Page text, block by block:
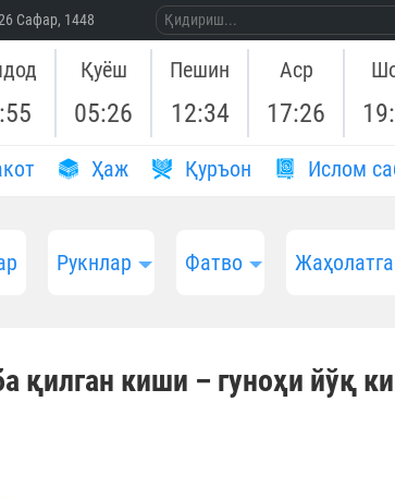
Сафар, 1448
Қуёш
05:26
Пешин
12:34
Аср
17:26
Ҳаж Қуръон Ислом
Рукнлар Фатво
қилган киши – гуноҳи йўқ